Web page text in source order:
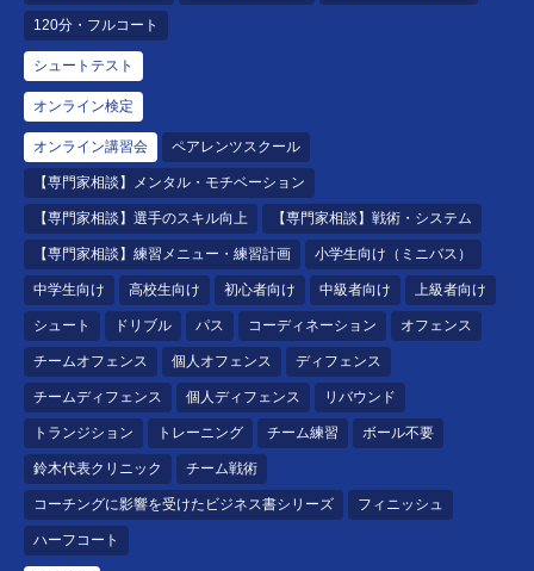
120分・フルコート
シュートテスト
オンライン検定
オンライン講習会 ペアレンツスクール
【専門家相談】メンタル・モチベーション
【専門家相談】選手のスキル向上 【専門家相談】戦術・システム
【専門家相談】練習メニュー・練習計画 小学生向け（ミニバス）
中学生向け 高校生向け 初心者向け 中級者向け 上級者向け
シュート ドリブル パス コーディネーション オフェンス
チームオフェンス 個人オフェンス ディフェンス
チームディフェンス 個人ディフェンス リバウンド
トランジション トレーニング チーム練習 ボール不要
鈴木代表クリニック チーム戦術
コーチングに影響を受けたビジネス書シリーズ フィニッシュ
ハーフコート